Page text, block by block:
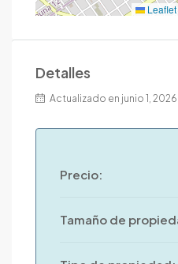
Leaflet
Detalles
Actualizado en junio 1, 2026
Precio:
Tamaño de